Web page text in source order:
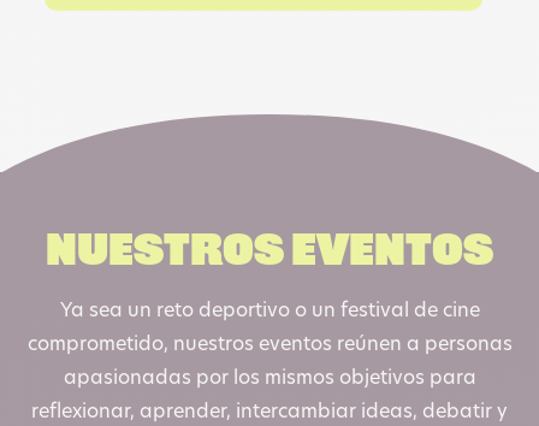
Nuestros eventos
Ya sea un reto deportivo o un festival de cine
comprometido, nuestros eventos reúnen a personas
apasionadas por los mismos objetivos para
reflexionar, aprender, intercambiar ideas, debatir y